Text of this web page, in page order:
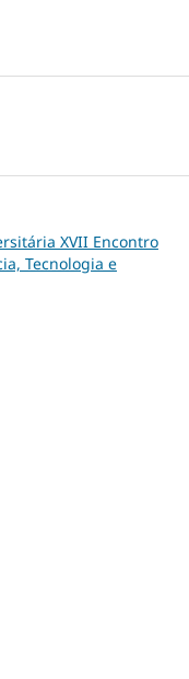
XVII Encontro
Tecnologia e